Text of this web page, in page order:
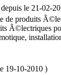
depuis le 21-02-
de produits
Ã©lectriques
19-10-2010)